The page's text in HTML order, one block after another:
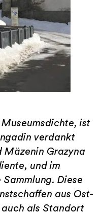
ist
verdankt
Mäzenin Grazyna
und im
Diese
aus Ost-
auch als Standort